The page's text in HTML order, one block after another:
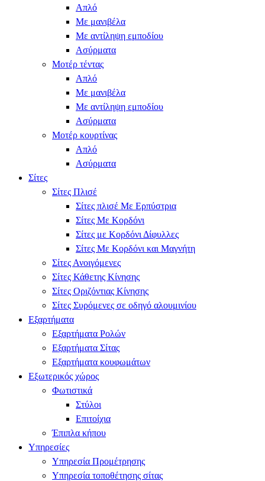
Απλό
Με μανιβέλα
Με αντίληψη εμποδίου
Ασύρματα
Μοτέρ τέντας
Απλό
Με μανιβέλα
Με αντίληψη εμποδίου
Ασύρματα
Μοτέρ κουρτίνας
Απλό
Ασύρματα
Σίτες
Σίτες Πλισέ
Σίτες πλισέ Με Ερπύστρια
Σίτες Με Κορδόνι
Σίτες με Κορδόνι Δίφυλλες
Σίτες Με Κορδόνι και Μαγνήτη
Σίτες Ανοιγόμενες
Σίτες Κάθετης Κίνησης
Σίτες Οριζόντιας Κίνησης
Σίτες Συρόμενες σε οδηγό αλουμινίου
Εξαρτήματα
Εξαρτήματα Ρολών
Εξαρτήματα Σίτας
Εξαρτήματα κουφωμάτων
Εξωτερικός χώρος
Φωτιστικά
Στύλοι
Επιτοίχια
Έπιπλα κήπου
Υπηρεσίες
Υπηρεσία Προμέτρησης
Υπηρεσία τοποθέτησης σίτας